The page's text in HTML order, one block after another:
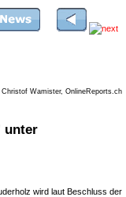
Wamister, OnlineReports.ch
unter
wird laut Beschluss der